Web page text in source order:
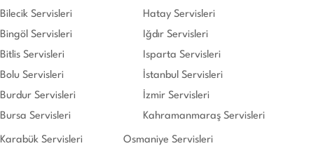
Bilecik Servisleri
Bingöl Servisleri
Bitlis Servisleri
Bolu Servisleri
Burdur Servisleri
Bursa Servisleri
Hatay Servisleri
Iğdır Servisleri
Isparta Servisleri
İstanbul Servisleri
İzmir Servisleri
Kahramanmaraş Servisleri
Karabük Servisleri Osmaniye Servisleri